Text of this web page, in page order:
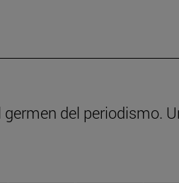
germen del periodismo.